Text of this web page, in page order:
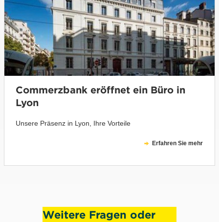
Commerzbank eröffnet ein Büro in
Lyon
Unsere Präsenz in Lyon, Ihre Vorteile
Erfahren Sie mehr
Weitere Fragen oder